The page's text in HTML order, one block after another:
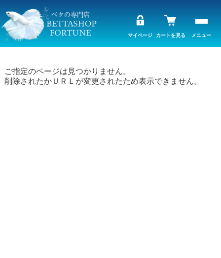
メニュー
カートを見る
マイページ
ご指定のページは見つかりません。
削除されたかＵＲＬが変更されたため表示できません。